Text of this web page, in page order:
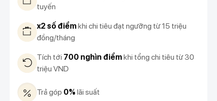
tuyến
x2 số điểmkhi chi tiêu đạt ngưỡng từ 15 triệu
đồng/tháng
Tích tới 700 nghìn điểmkhi tổng chi tiêu từ 30
triệu VND
Trả góp 0% lãi suất